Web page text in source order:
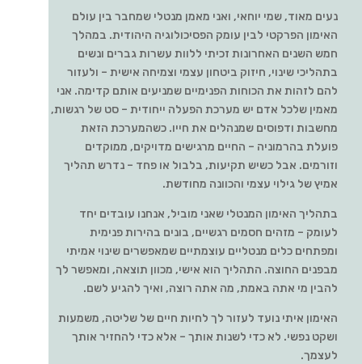
נעים מאוד, שמי יוחאי, ואני מאמן מנטלי שמחבר בין עולם
האימון הפרקטי לבין עומק הפסיכולוגיה היהודית. במהלך
חמש השנים האחרונות זכיתי ללוות עשרות גברים ונשים
בתהליכי שינוי, חיזוק ביטחון עצמי וצמיחה אישית – ולעזור
להם לזהות את הכוחות הפנימיים שמניעים אותם קדימה. אני
מאמין שלכל אדם יש מערכת הפעלה ייחודית – סט של רגשות,
מחשבות ודפוסים שמנהלים את חייו. כשהמערכת הזאת
פועלת בהרמוניה – החיים מרגישים מדויקים, ממוקדים
וזורמים. אבל כשיש תקיעות, בלבול או פחד – נדרש תהליך
אמיץ של גילוי עצמי והכוונה מחודשת.
בתהליך האימון המנטלי שאני מוביל, אנחנו עובדים יחד
לעומק – מזהים חסמים רגשיים, בונים בהירות פנימית
ומפתחים כלים מנטליים עוצמתיים שמאפשרים שינוי אמיתי
מבפנים החוצה. התהליך הוא אישי, מכוון תוצאה, ומאפשר לך
להבין מי אתה באמת, מה אתה רוצה, ואיך להגיע לשם.
האימון איתי נועד לעזור לך לחיות חיים של שליטה, משמעות
ושקט נפשי. לא כדי לשנות אותך – אלא כדי להחזיר אותך
לעצמך.